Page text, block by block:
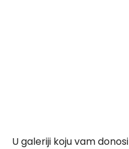
U galeriji koju vam